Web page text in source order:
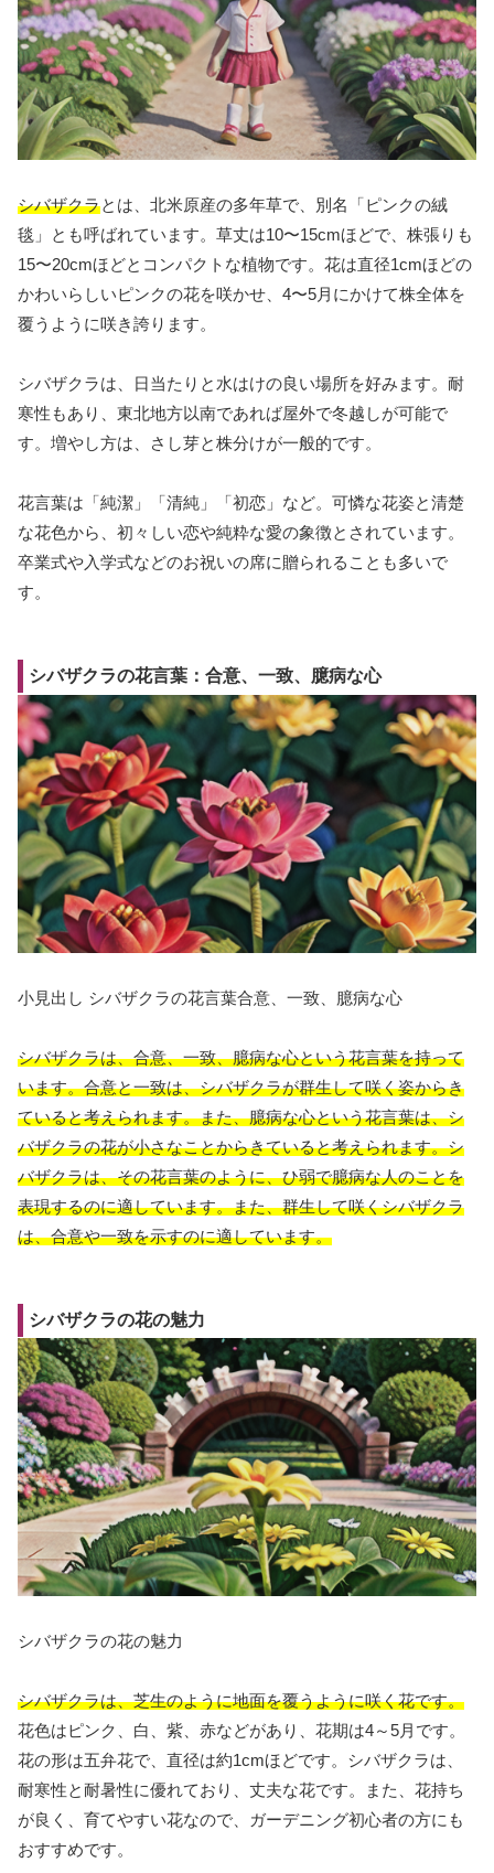
シバザクラとは、北米原産の多年草で、別名「ピンクの絨
毯」とも呼ばれています。草丈は10〜15cmほどで、株張りも
15〜20cmほどとコンパクトな植物です。花は直径1cmほどの
かわいらしいピンクの花を咲かせ、4〜5月にかけて株全体を
覆うように咲き誇ります。
シバザクラは、日当たりと水はけの良い場所を好みます。耐
寒性もあり、東北地方以南であれば屋外で冬越しが可能で
す。増やし方は、さし芽と株分けが一般的です。
花言葉は「純潔」「清純」「初恋」など。可憐な花姿と清楚
な花色から、初々しい恋や純粋な愛の象徴とされています。
卒業式や入学式などのお祝いの席に贈られることも多いで
す。
シバザクラの花言葉：合意、一致、臆病な心
小見出し シバザクラの花言葉合意、一致、臆病な心
シバザクラは、合意、一致、臆病な心という花言葉を持って
います。合意と一致は、シバザクラが群生して咲く姿からき
ていると考えられます。また、臆病な心という花言葉は、シ
バザクラの花が小さなことからきていると考えられます。シ
バザクラは、その花言葉のように、ひ弱で臆病な人のことを
表現するのに適しています。また、群生して咲くシバザクラ
は、合意や一致を示すのに適しています。
シバザクラの花の魅力
シバザクラの花の魅力
シバザクラは、芝生のように地面を覆うように咲く花です。
花色はピンク、白、紫、赤などがあり、花期は4～5月です。
花の形は五弁花で、直径は約1cmほどです。シバザクラは、
耐寒性と耐暑性に優れており、丈夫な花です。また、花持ち
が良く、育てやすい花なので、ガーデニング初心者の方にも
おすすめです。